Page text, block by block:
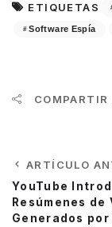
ETIQUETAS
Software Espía
COMPARTIR
ARTÍCULO
YouTube
Resúmenes de
Generados por